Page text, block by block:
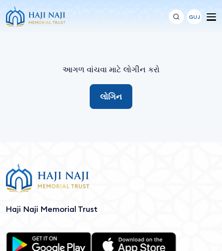
GUJ
આગળ વાંચવા માટે લોગીન કરો
લોગિન
Haji Naji Memorial Trust